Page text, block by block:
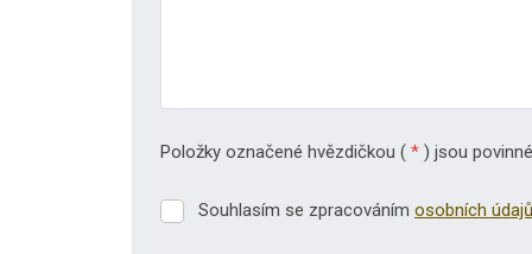
Položky označené hvězdičkou ( * ) jsou
Souhlasím
Souhlasím se zpracováním osobních údajů